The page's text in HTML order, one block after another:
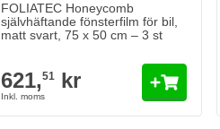
FOLIATEC Honeycomb
självhäftande fönsterfilm för bil,
matt svart, 75 x 50 cm – 3 st
621,51kr